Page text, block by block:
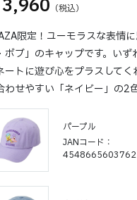
3,960
限定！ユーモラスな表情
ボブ」のキャップです。い
ートに遊び心をプラスして
わせやすい「ネイビー」の2
パープル
JANコード
4548665603762